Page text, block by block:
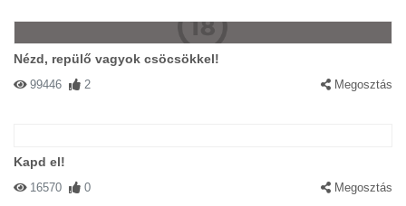
Nézd, repülő vagyok csöcsökkel!
99446 2 Megosztás
Kapd el!
16570 0 Megosztás